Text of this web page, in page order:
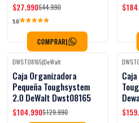
$27.990$44.990
5.0
COMPRAR|
-19%OFF Black Week
DWST08165|DeWalt
Caja Organizadora
Pequeña Toughsystem
2.0 DeWalt Dwst08165
$104.990$129.990
-